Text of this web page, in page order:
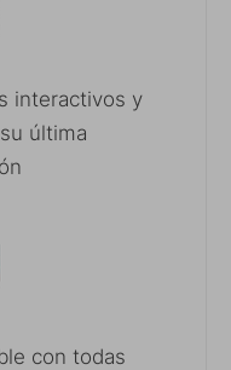
interactivos y
última
con todas